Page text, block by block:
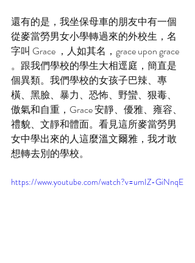
還有的是，我坐保母車的朋友中有一個
從麥當勞男女小學轉過來的外校生，名
字叫 Grace ，人如其名，grace upon grace
。跟我們學校的學生大相逕庭，簡直是
個異類。我們學校的女孩子巴辣、專
橫、黑臉、暴力、恐怖、野蠻、狠毒、
傲氣和自重，Grace 安靜、優雅、雍容、
禮貌、文靜和體面。看見這所麥當勞男
女中學出來的人這麼溫文爾雅，我才敢
想轉去別的學校。
https://www.youtube.com/watch?v=umIZ-GiNnqE